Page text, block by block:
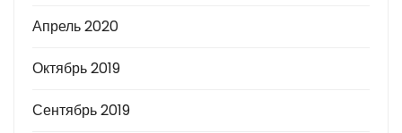
Апрель 2020
Октябрь 2019
Сентябрь 2019